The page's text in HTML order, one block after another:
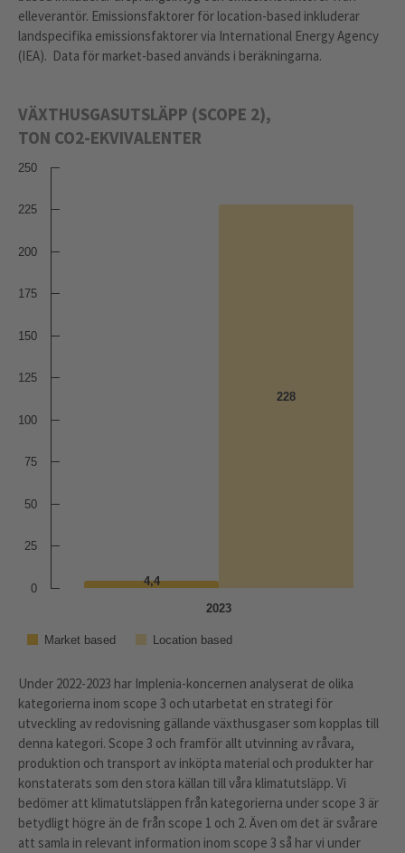
elleverantör. Emissionsfaktorer för location-based inkluderar
landspecifika emissionsfaktorer via International Energy Agency
(IEA). Data för market-based används i beräkningarna.
VÄXTHUSGASUTSLÄPP (SCOPE 2),
TON CO2-EKVIVALENTER
4,4
4,4
228
228
Market based Location based
2023
0
25
50
75
100
125
150
175
200
225
250
Under 2022-2023 har Implenia-koncernen analyserat de olika
kategorierna inom scope 3 och utarbetat en strategi för
utveckling av redovisning gällande växthusgaser som kopplas till
denna kategori. Scope 3 och framför allt utvinning av råvara,
produktion och transport av inköpta material och produkter har
konstaterats som den stora källan till våra klimatutsläpp. Vi
bedömer att klimatutsläppen från kategorierna under scope 3 är
betydligt högre än de från scope 1 och 2. Även om det är svårare
att samla in relevant information inom scope 3 så har vi under